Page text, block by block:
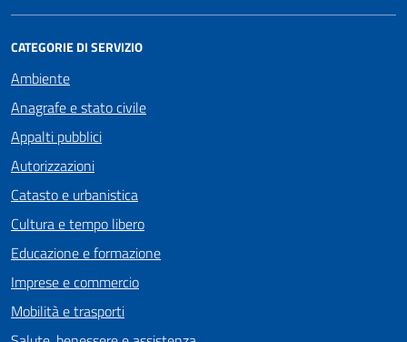
CATEGORIE DI SERVIZIO
Ambiente
Anagrafe e stato civile
Appalti pubblici
Autorizzazioni
Catasto e urbanistica
Cultura e tempo libero
Educazione e formazione
Imprese e commercio
Mobilità e trasporti